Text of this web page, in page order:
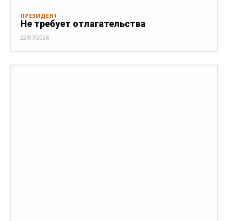
ПРЕЗИДЕНТ
Не требует отлагательства
22/07/2026